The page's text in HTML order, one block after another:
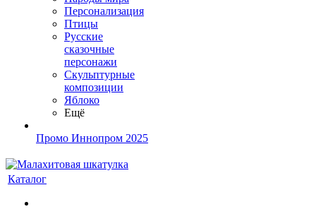
Персонализация
Птицы
Русские
сказочные
персонажи
Скульптурные
композиции
Яблоко
Ещё
Промо Иннопром 2025
Каталог